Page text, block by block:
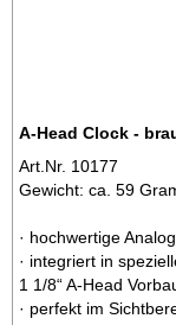
A-Head Clock -
Art.Nr. 10177
Gewicht: ca. 59
· hochwertige
· integriert in
1 1/8“ A-Head
· perfekt im